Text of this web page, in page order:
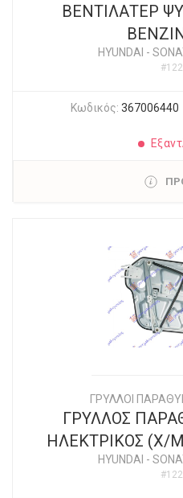
ΒΕΝΤΙΛΑΤΕΡ
HYUNDAI -
Κωδικός: 367006440
ΓΡΥΛΛΟΙ
ΓΡΥΛΛΟΣ
ΗΛΕΚΤΡΙΚΟΣ
HYUNDAI -